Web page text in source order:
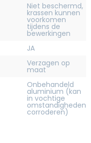
Niet beschermd,
krassen kunnen
voorkomen
tijdens de
bewerkingen
JA
Verzagen op
maat
Onbehandeld
aluminium (kan
in vochtige
omstandigheden
corroderen)